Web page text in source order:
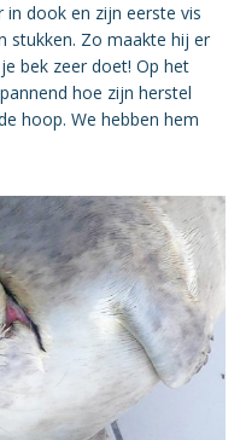
in dook en zijn eerste vis
stukken. Zo maakte hij er
bek zeer doet! Op het
hoe zijn herstel
hoop. We hebben hem